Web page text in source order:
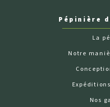
Pépinière
La
Notre
Nos